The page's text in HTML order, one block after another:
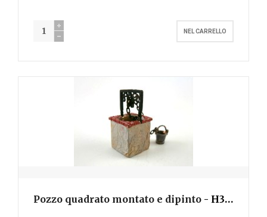
Pozzo quadrato montato e dipinto - H301